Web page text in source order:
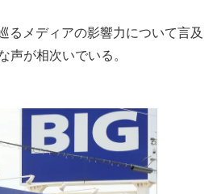
るメディアの影響力について言及
声が相次いでいる。